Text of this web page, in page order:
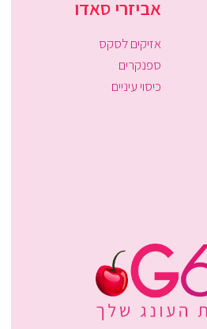
אביזרי סאדו
אזיקים לסקס
ספנקרים
כיסוי עיניים